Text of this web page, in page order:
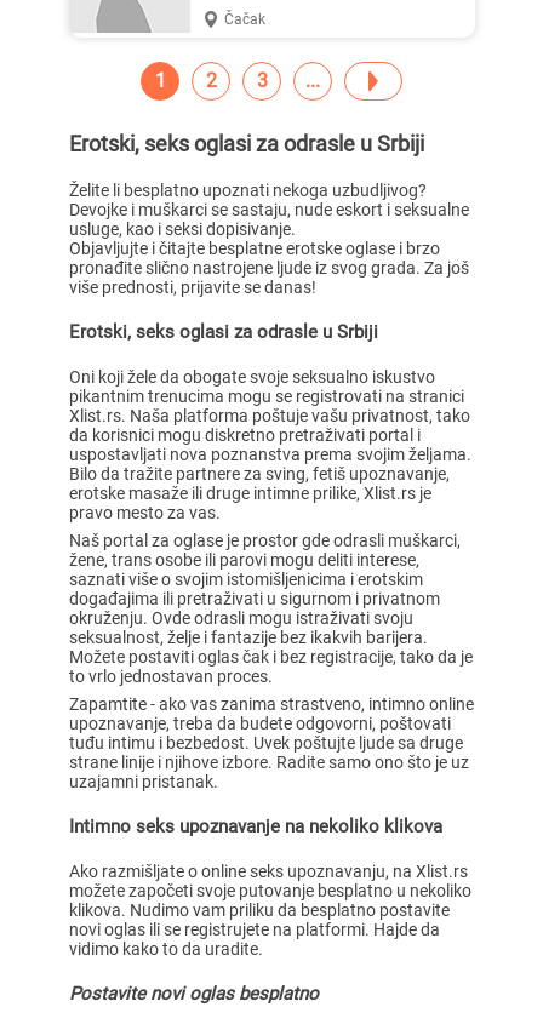
Čačak
1 2 3
Erotski, seks oglasi za odrasle u Srbiji
Želite li besplatno upoznati nekoga uzbudljivog?
Devojke i muškarci se sastaju, nude eskort i seksualne
usluge, kao i seksi dopisivanje.
Objavljujte i čitajte besplatne erotske oglase i brzo
pronađite slično nastrojene ljude iz svog grada. Za još
više prednosti, prijavite se danas!
Erotski, seks oglasi za odrasle u Srbiji
Oni koji žele da obogate svoje seksualno iskustvo
pikantnim trenucima mogu se registrovati na stranici
Xlist.rs. Naša platforma poštuje vašu privatnost, tako
da korisnici mogu diskretno pretraživati portal i
uspostavljati nova poznanstva prema svojim željama.
Bilo da tražite partnere za sving, fetiš upoznavanje,
erotske masaže ili druge intimne prilike, Xlist.rs je
pravo mesto za vas.
Naš portal za oglase je prostor gde odrasli muškarci,
žene, trans osobe ili parovi mogu deliti interese,
saznati više o svojim istomišljenicima i erotskim
događajima ili pretraživati u sigurnom i privatnom
okruženju. Ovde odrasli mogu istraživati svoju
seksualnost, želje i fantazije bez ikakvih barijera.
Možete postaviti oglas čak i bez registracije, tako da je
to vrlo jednostavan proces.
Zapamtite - ako vas zanima strastveno, intimno online
upoznavanje, treba da budete odgovorni, poštovati
tuđu intimu i bezbedost. Uvek poštujte ljude sa druge
strane linije i njihove izbore. Radite samo ono što je uz
uzajamni pristanak.
Intimno seks upoznavanje na nekoliko klikova
Ako razmišljate o online seks upoznavanju, na Xlist.rs
možete započeti svoje putovanje besplatno u nekoliko
klikova. Nudimo vam priliku da besplatno postavite
novi oglas ili se registrujete na platformi. Hajde da
vidimo kako to da uradite.
Postavite novi oglas besplatno